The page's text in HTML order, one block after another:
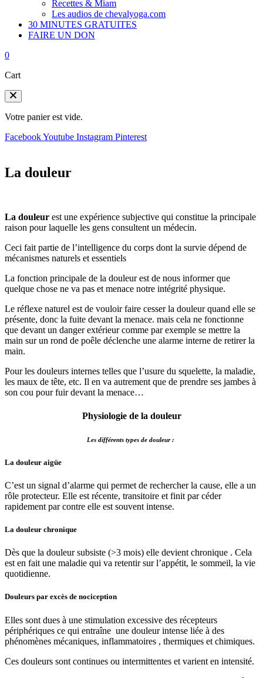
Recettes & Miam
Les audios de chevalyoga.com
30 MINUTES GRATUITES
FAIRE UN DON
0
Cart
Votre panier est vide.
FacebookYoutube Instagram Pinterest
La douleur
La douleur est une expérience subjective qui constitue la principale
raison pour laquelle les gens consultent un médecin.
Ceci fait partie de l’intelligence du corps dont la survie dépend de
mécanismes naturels et essentiels
La fonction principale de la douleur est de nous informer que
quelque chose ne va pas et menace notre intégrité physique.
Le réflexe naturel est de vouloir faire cesser la douleur quand elle se
présente, donc la fuite devant la menace. mais cela ne fonctionne
que devant un danger extérieur comme par exemple se mettre la
main sur un rond de poêle déclenche une alarme interne de retirer la
main.
Pour les douleurs internes telles que l’usure du squelette, la maladie,
les maux de tête, etc. Il en va autrement que de prendre ses jambes à
son cou pour fuir devant la menace…
Physiologie de la douleur
Les différents types de douleur :
La douleur aigüe
C’est un signal d’alarme qui permet de rechercher la cause, elle a un
rôle protecteur. Elle est récente, transitoire et finit par céder
rapidement par contre elle est souvent intense.
La douleur chronique
Dès que la douleur subsiste (>3 mois) elle devient chronique . Cela
est en fait une maladie qui va retentir sur l’appétit, le sommeil, la vie
quotidienne.
Douleurs par excès de nociception
Elles sont dues à une stimulation excessive des récepteurs
périphériques ce qui entraîne une douleur intense liée à des
phénomènes mécaniques, inflammatoires , thermiques et chimiques.
Ces douleurs sont continues ou intermittentes et varient en intensité.